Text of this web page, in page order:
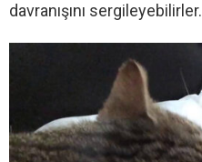
davranışını sergileyebilirler.